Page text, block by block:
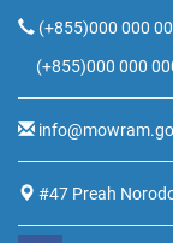
(+855)000 000
(+855)000 000
#47 Preah